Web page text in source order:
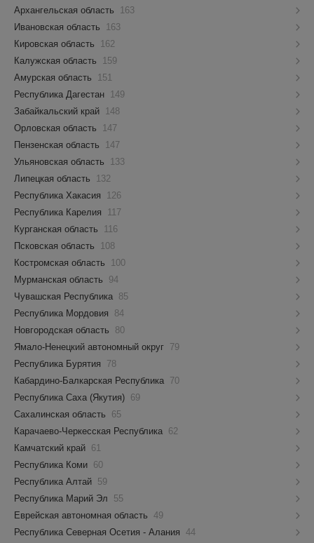
Архангельская область
163
Ивановская область
163
Кировская область
162
Калужская область
159
Амурская область
151
Республика Дагестан 149
Забайкальский край 148
Орловская область
147
Пензенская область
147
Ульяновская область
133
Липецкая область
132
Республика Хакасия
126
Республика Карелия
117
Курганская область
116
Псковская область
108
Костромская область
100
Мурманская область
94
Чувашская Республика 85
Республика Мордовия
84
Новгородская область
80
Ямало-Ненецкий автономный округ 79
Республика Бурятия
78
Кабардино-Балкарская Республика 70
Республика Саха (Якутия) 69
Сахалинская область
65
Карачаево-Черкесская Республика 62
Камчатский край 61
Республика Коми 60
Республика Алтай 59
Республика Марий Эл
55
Еврейская автономная область 49
Республика Северная Осетия - Алания 44